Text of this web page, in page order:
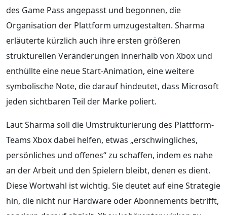
des Game Pass angepasst und begonnen, die
Organisation der Plattform umzugestalten. Sharma
erläuterte kürzlich auch ihre ersten größeren
strukturellen Veränderungen innerhalb von Xbox und
enthüllte eine neue Start-Animation, eine weitere
symbolische Note, die darauf hindeutet, dass Microsoft
jeden sichtbaren Teil der Marke poliert.
Laut Sharma soll die Umstrukturierung des Plattform-
Teams Xbox dabei helfen, etwas „erschwingliches,
persönliches und offenes“ zu schaffen, indem es nahe
an der Arbeit und den Spielern bleibt, denen es dient.
Diese Wortwahl ist wichtig. Sie deutet auf eine Strategie
hin, die nicht nur Hardware oder Abonnements betrifft,